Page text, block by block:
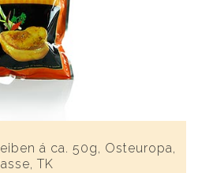
á ca. 50g, Osteuropa,
TK